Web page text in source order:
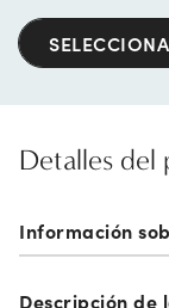
Detalles del
Información
Descripción de